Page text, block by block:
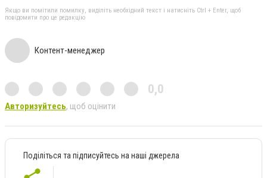
Якщо ви помітили помилку, виділіть необхідний текст і натисніть Ctrl + Enter, щоб
повідомити про це редакцію
Контент-менеджер
0,0
Авторизуйтесь, щоб оцінити
Поділіться та підписуйтесь на наші джерела